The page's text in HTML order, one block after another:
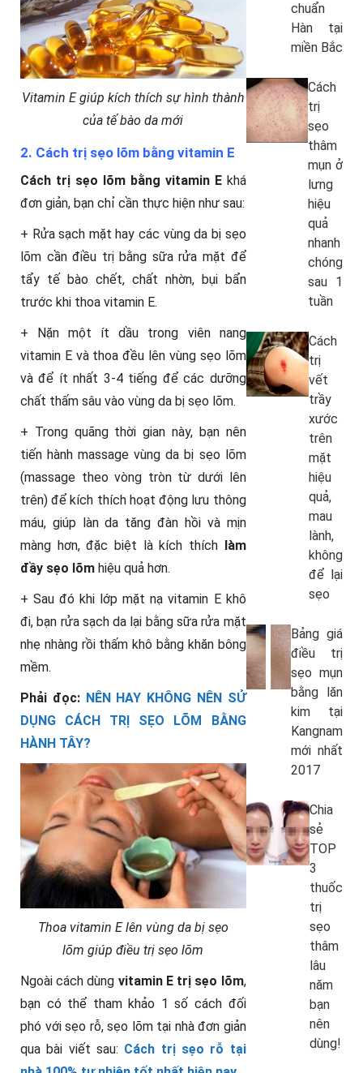
Vitamin E giúp kích thích sự hình thành
của tế bào da mới
2. Cách trị sẹo lõm bằng vitamin E
Cách trị sẹo lõm bằng vitamin Ekhá
đơn giản, bạn chỉ cần thực hiện như sau:
+ Rửa sạch mặt hay các vùng da bị sẹo
lõm cần điều trị bằng sữa rửa mặt để
tẩy tế bào chết, chất nhờn, bụi bẩn
trước khi thoa vitamin E.
+ Nặn một ít dầu trong viên nang
vitamin E và thoa đều lên vùng sẹo lõm
và để ít nhất 3-4 tiếng để các dưỡng
chất thấm sâu vào vùng da bị sẹo lõm.
+ Trong quãng thời gian này, bạn nên
tiến hành massage vùng da bị sẹo lõm
(massage theo vòng tròn từ dưới lên
trên) để kích thích hoạt động lưu thông
máu, giúp làn da tăng đàn hồi và mịn
màng hơn, đặc biệt là kích thích
làm
đầy sẹo lõm hiệu quả hơn.
+ Sau đó khi lớp mặt nạ vitamin E khô
đi, bạn rửa sạch da lại bằng sữa rửa mặt
nhẹ nhàng rồi thấm khô bằng khăn bông
mềm.
Phải đọc: NÊN HAY KHÔNG NÊN SỬ
DỤNG CÁCH TRỊ SẸO LÕM BẰNG
HÀNH TÂY?
Thoa vitamin E lên vùng da bị sẹo
lõm giúp điều trị sẹo lõm
Ngoài cách dùng vitamin E trị sẹo lõm,
bạn có thể tham khảo 1 số cách đối
phó với sẹo rỗ, sẹo lõm tại nhà đơn giản
qua bài viết sau: Cách trị sẹo rỗ tại
chuẩn
Hàn tại
miền Bắc
Cách
trị
sẹo
thâm
mụn ở
lưng
hiệu
quả
nhanh
chóng
sau 1
tuần
Cách
trị
vết
trầy
xước
trên
mặt
hiệu
quả,
mau
lành,
không
để lại
sẹo
Bảng giá
điều trị
sẹo mụn
bằng lăn
kim tại
Kangnam
mới nhất
2017
Chia
sẻ
TOP
3
thuốc
trị
sẹo
thâm
lâu
năm
bạn
nên
dùng!